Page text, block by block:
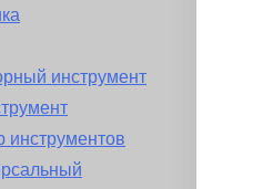
инструмент
инструментов